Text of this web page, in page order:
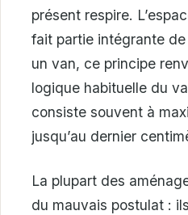
présent respire.
fait partie intégrante
un van, ce principe
logique habituelle du
consiste souvent à
jusqu’au dernier
La plupart des
du mauvais postulat :